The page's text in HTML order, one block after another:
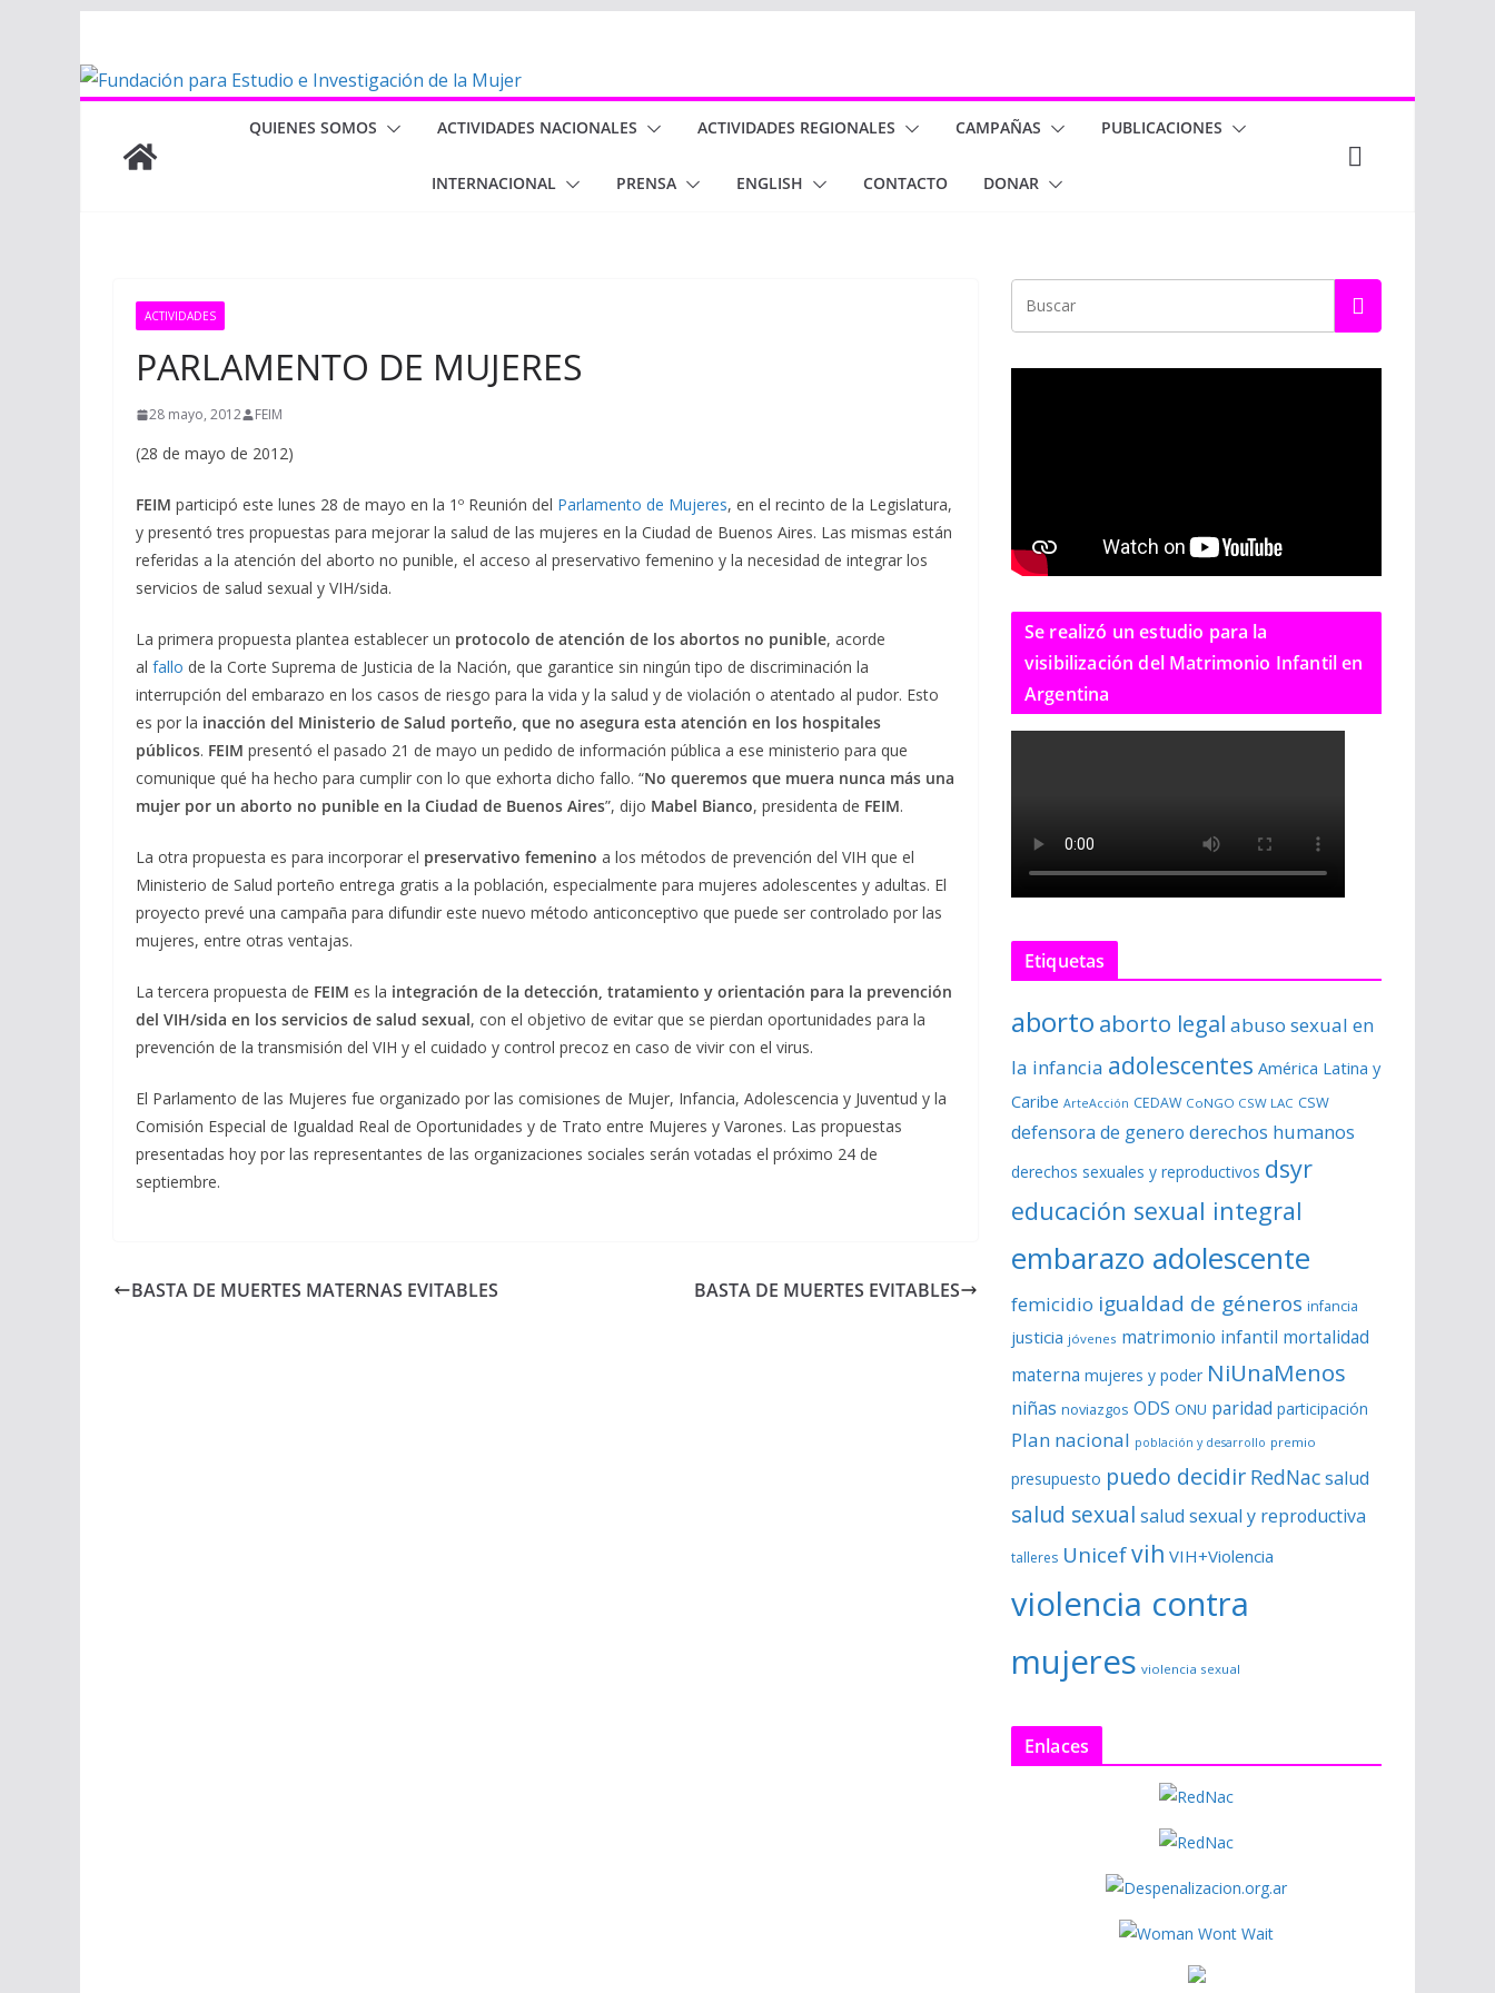
contenido
QUIENES SOMOS ACTIVIDADES NACIONALES ACTIVIDADES REGIONALES CAMPAÑAS PUBLICACIONES
INTERNACIONAL PRENSA ENGLISH CONTACTO DONAR
ACTIVIDADES
PARLAMENTO DE MUJERES
28 mayo, 2012 FEIM
(28 de mayo de 2012)
FEIM participó este lunes 28 de mayo en la 1º Reunión del Parlamento de Mujeres, en el recinto de la Legislatura,
y presentó tres propuestas para mejorar la salud de las mujeres en la Ciudad de Buenos Aires. Las mismas están
referidas a la atención del aborto no punible, el acceso al preservativo femenino y la necesidad de integrar los
servicios de salud sexual y VIH/sida.
La primera propuesta plantea establecer un protocolo de atención de los abortos no punible, acorde
al fallo de la Corte Suprema de Justicia de la Nación, que garantice sin ningún tipo de discriminación la
interrupción del embarazo en los casos de riesgo para la vida y la salud y de violación o atentado al pudor. Esto
es por la inacción del Ministerio de Salud porteño, que no asegura esta atención en los hospitales
públicos. FEIM presentó el pasado 21 de mayo un pedido de información pública a ese ministerio para que
comunique qué ha hecho para cumplir con lo que exhorta dicho fallo. “No queremos que muera nunca más una
mujer por un aborto no punible en la Ciudad de Buenos Aires”, dijo Mabel Bianco, presidenta de FEIM.
La otra propuesta es para incorporar el preservativo femenino a los métodos de prevención del VIH que el
Ministerio de Salud porteño entrega gratis a la población, especialmente para mujeres adolescentes y adultas. El
proyecto prevé una campaña para difundir este nuevo método anticonceptivo que puede ser controlado por las
mujeres, entre otras ventajas.
La tercera propuesta de FEIM es la integración de la detección, tratamiento y orientación para la prevención
del VIH/sida en los servicios de salud sexual, con el objetivo de evitar que se pierdan oportunidades para la
prevención de la transmisión del VIH y el cuidado y control precoz en caso de vivir con el virus.
El Parlamento de las Mujeres fue organizado por las comisiones de Mujer, Infancia, Adolescencia y Juventud y la
Comisión Especial de Igualdad Real de Oportunidades y de Trato entre Mujeres y Varones. Las propuestas
presentadas hoy por las representantes de las organizaciones sociales serán votadas el próximo 24 de
septiembre.
BASTA DE MUERTES MATERNAS EVITABLES BASTA DE MUERTES EVITABLES
Se realizó un estudio para la
visibilización del Matrimonio Infantil en
Argentina
Etiquetas
aborto aborto legal abuso sexual en
la infancia adolescentes América Latina y
Caribe ArteAcción CEDAW CoNGO CSW LAC CSW
defensora de genero derechos humanos
derechos sexuales y reproductivos dsyr
educación sexual integral
embarazo adolescente
femicidio igualdad de géneros infancia
justicia jóvenes matrimonio infantil mortalidad
materna mujeres y poder NiUnaMenos
niñas noviazgos ODS ONU paridad participación
Plan nacional población y desarrollo premio
presupuesto puedo decidir RedNacsalud
salud sexual salud sexual y reproductiva
talleres Unicefvih VIH+Violencia
violencia contra
mujeres violencia sexual
Enlaces